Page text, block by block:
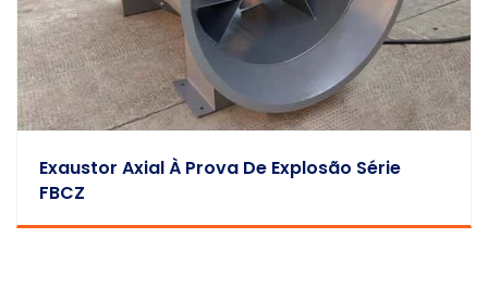
Exaustor Axial À Prova De Explosão Série
FBCZ